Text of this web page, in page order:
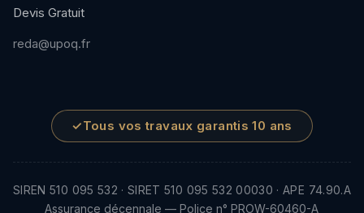
Devis Gratuit
reda@upoq.fr
✓Tous vos travaux garantis 10 ans
SIREN 510 095 532 · SIRET 510 095 532 00030 · APE 74.90.A
Assurance décennale — Police n° PROW-60460-A